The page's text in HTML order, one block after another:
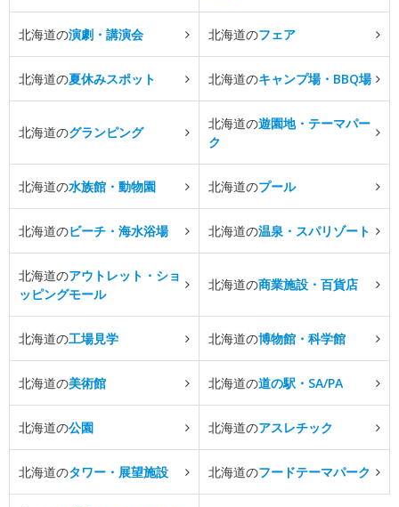
北海道の演劇・講演会 北海道のフェア
北海道の夏休みスポット 北海道のキャンプ場・BBQ場
北海道のグランピング
北海道の遊園地・テーマパー
ク
北海道の水族館・動物園 北海道のプール
北海道のビーチ・海水浴場 北海道の温泉・スパリゾート
北海道のアウトレット・ショ
ッピングモール
北海道の商業施設・百貨店
北海道の工場見学 北海道の博物館・科学館
北海道の美術館 北海道の道の駅・SA/PA
北海道の公園 北海道のアスレチック
北海道のタワー・展望施設 北海道のフードテーマパーク